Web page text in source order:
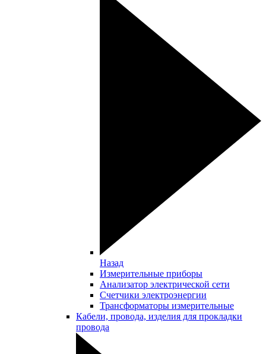
Назад
Измерительные приборы
Анализатор электрической сети
Счетчики электроэнергии
Трансформаторы измерительные
Кабели, провода, изделия для прокладки
провода